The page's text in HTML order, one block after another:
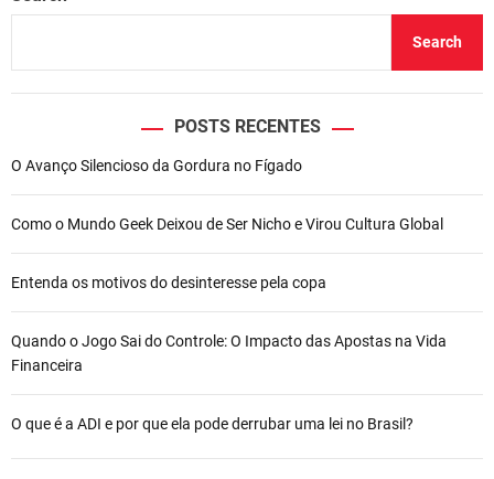
Search
POSTS RECENTES
O Avanço Silencioso da Gordura no Fígado
Como o Mundo Geek Deixou de Ser Nicho e Virou Cultura Global
Entenda os motivos do desinteresse pela copa
Quando o Jogo Sai do Controle: O Impacto das Apostas na Vida
Financeira
O que é a ADI e por que ela pode derrubar uma lei no Brasil?